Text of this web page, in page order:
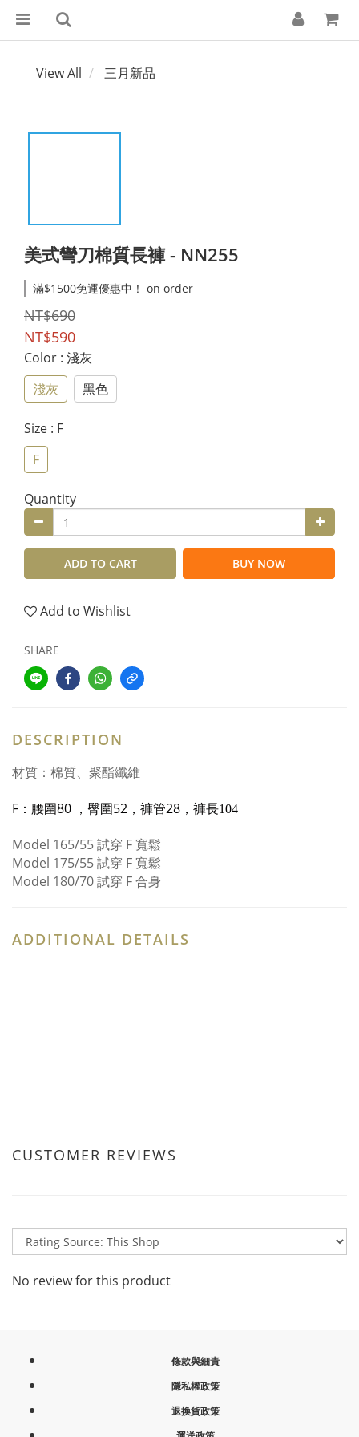
View All 三月新品
美式彎刀棉質長褲 - NN255
滿$1500免運優惠中！ on order
NT$690
NT$590
Color : 淺灰
淺灰
黑色
Size : F
F
Quantity
ADD TO CART BUY NOW
Add to Wishlist
SHARE
DESCRIPTION
材質：棉質、聚酯纖維
F：腰圍80 ，臀圍52 ，褲管28 ， 褲長104
Model 165/55試穿 F寬鬆
Model 175/55試穿 F 寬鬆
Model 180/70試穿 F 合身
ADDITIONAL DETAILS
CUSTOMER REVIEWS
No review for this product
條款與細責
隱私權政策
退換貨政策